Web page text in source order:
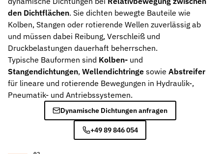
Stützringe
Anti-Extrusions-Element, schützt O-Ringe bei hohem Druck
Dämpfungsringe
Kontrollierte Endlagendämpfung im Pneumatikzylinder
Flachdichtungen
Zuverlässige Abdichtung für plane Flächen, Flansche und
Gummiformteile
Präzise geformte Elastomerbauteile für Dämpfung, Verbindung
den Dichtflächen. Sie dichten bewegte Bauteile wie
Kolben, Stangen oder rotierende Wellen zuverlässig ab
und müssen dabei Reibung, Verschleiß und
Druckbelastungen dauerhaft beherrschen.
Typische Bauformen sind Kolben- und
Stangendichtungen, Wellendichtringe sowie Abstreifer
für lineare und rotierende Bewegungen in Hydraulik-,
Pneumatik- und Antriebssystemen.
Dynamische Dichtungen anfragen
+49 89 846 054